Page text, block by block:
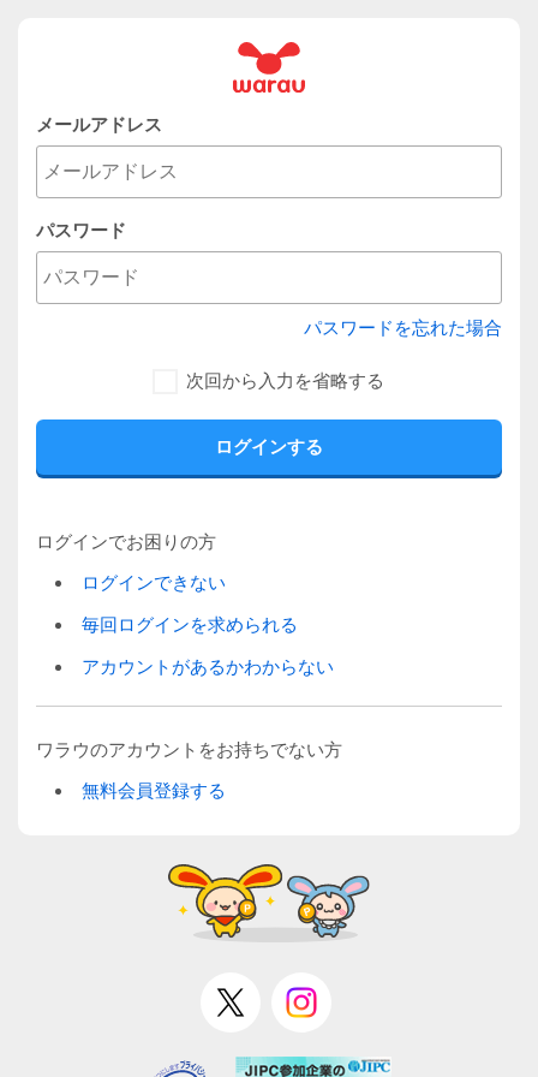
メールアドレス
パスワード
パスワードを忘れた場合
次回から入力を省略する
ログインでお困りの方
ログインできない
毎回ログインを求められる
アカウントがあるかわからない
ワラウのアカウントをお持ちでない方
無料会員登録する